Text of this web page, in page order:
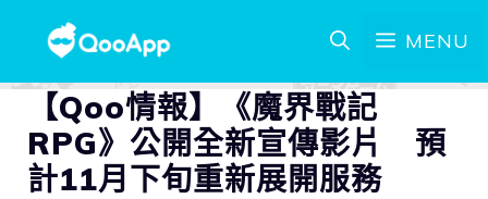
MENU
【Qoo情報】《魔界戰記
RPG》公開全新宣傳影片 預
計11月下旬重新展開服務